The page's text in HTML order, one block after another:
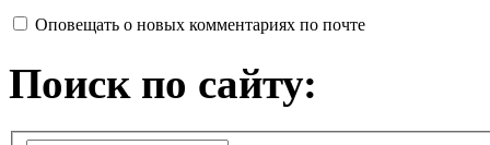
Оповещать о новых комментариях по почте
Поиск по сайту: